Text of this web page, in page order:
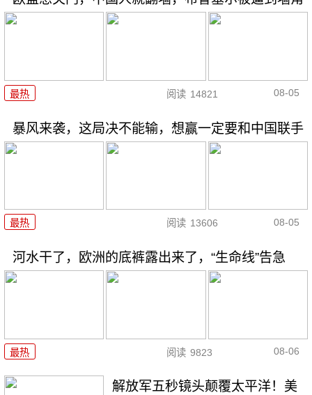
最热 阅读 14821 08-05
暴风来袭，这局决不能输，想赢一定要和中国联手
最热 阅读 13606 08-05
河水干了，欧洲的底裤露出来了，“生命线”告急
最热 阅读 9823 08-06
解放军五秒镜头颠覆太平洋！美